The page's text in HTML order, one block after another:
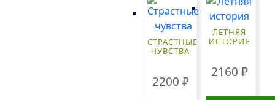
товар
несколько
вариаций.
СТРАСТНЫЕ
ЧУВСТВА
2200 ₽
ЛЕТНЯЯ
ИСТОРИЯ
2160 ₽